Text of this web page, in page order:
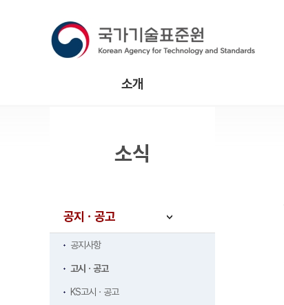
소개
소식
공지ㆍ공고
공지사항
고시ㆍ공고
KS고시ㆍ공고